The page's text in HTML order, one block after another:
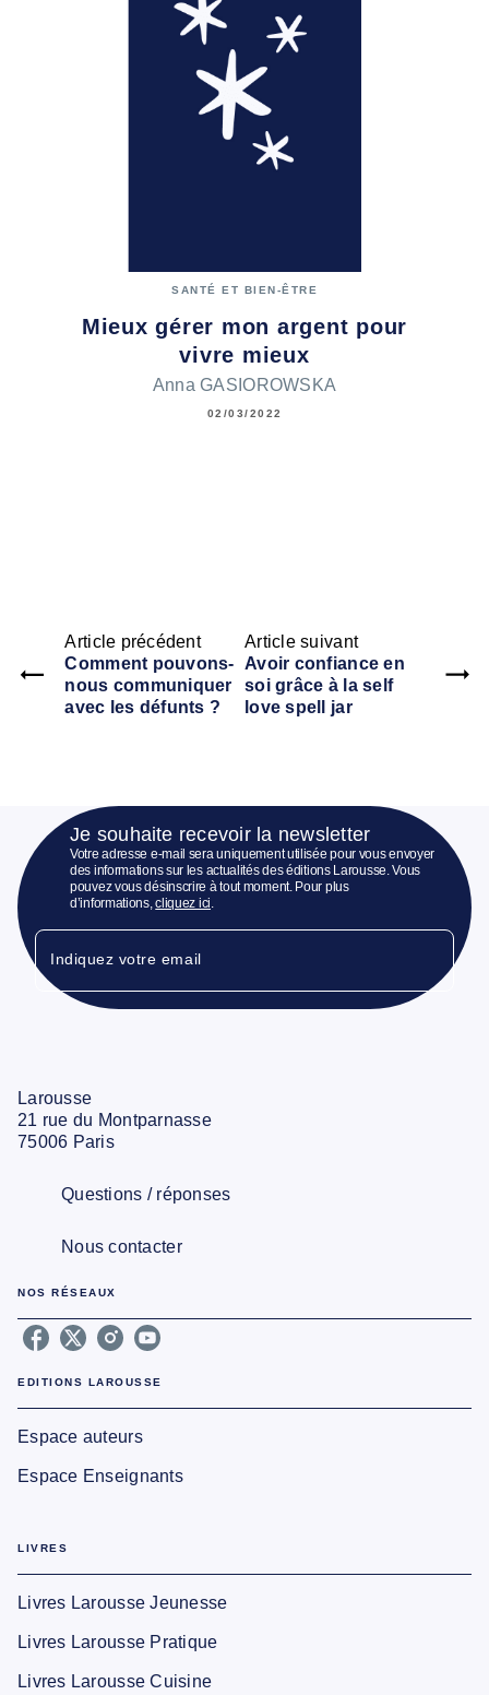
SANTÉ ET BIEN-ÊTRE
Mieux gérer mon argent pour
vivre mieux
Anna GASIOROWSKA
02/03/2022
Article précédent
Comment pouvons-
nous communiquer
avec les défunts ?
Article suivant
Avoir confiance en
soi grâce à la self
love spell jar
Je souhaite recevoir la newsletter
Votre adresse e-mail sera uniquement utilisée pour vous envoyer
des informations sur les actualités des éditions Larousse. Vous
pouvez vous désinscrire à tout moment. Pour plus
d’informations,cliquez ici
Indiquez votre email
Larousse
21 rue du Montparnasse
75006 Paris
Questions / réponses
Nous contacter
NOS RÉSEAUX
EDITIONS LAROUSSE
Espace auteurs
Espace Enseignants
LIVRES
Livres Larousse Jeunesse
Livres Larousse Pratique
Livres Larousse Cuisine